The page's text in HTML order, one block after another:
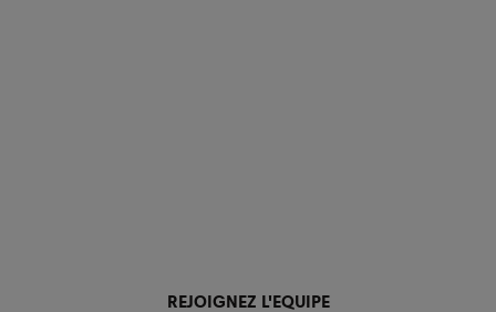
REJOIGNEZ L'EQUIPE